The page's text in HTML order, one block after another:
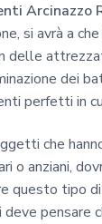
Arcinazzo
si avrà a
delle
dei
perfetti in
che
o anziani,
questo tipo
pensare